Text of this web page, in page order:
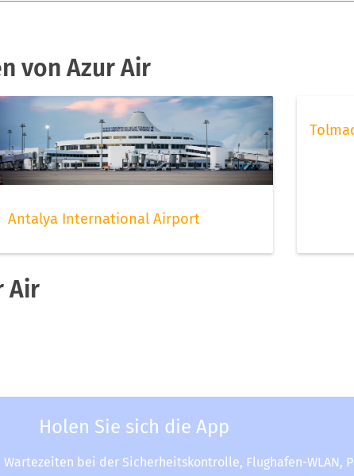
von Azur Air
Antalya International Airport
Air
Holen Sie sich die App
Wartezeiten bei der Sicherheitskontrolle, Flughafen-WLAN,